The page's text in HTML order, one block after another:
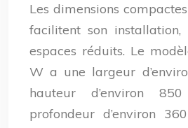
Les dimensions
facilitent son
espaces réduits. Le
W a une largeur
hauteur d’environ
profondeur d’environ